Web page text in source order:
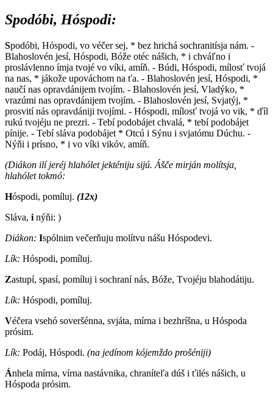
Spodóbi, Hóspodi:
Spodóbi, Hóspodi, vo véčer sej, * bez hrichá sochranitísja nám. -
Blahoslovén jesí, Hóspodi, Bóže otéc nášich, * i chváľno i
proslávlenno ímja tvojé vo víki, amíň. - Búdi, Hóspodi, mílosť tvojá
na nas, * jákože upováchom na ťa. - Blahoslovén jesí, Hóspodi, *
naučí nas opravdánijem tvojím. - Blahoslovén jesí, Vladýko, *
vrazúmi nas opravdánijem tvojím. - Blahoslovén jesí, Svjatýj, *
prosvití nás opravdániji tvojími. - Hóspodi, mílosť tvojá vo vik, * ďíl
rukú tvojéju ne prezri. - Tebí podobájet chvalá, * tebí podobájet
pínije. - Tebí sláva podobájet * Otcú i Sýnu i svjatómu Dúchu. -
Nýňi i prísno, * i vo víki vikóv, amíň.
(Diákon ilí jeréj hlahólet jekténiju sijú. Ášče mirján molítsja,
hlahólet tokmó:
Hóspodi, pomíluj. (12x)
Sláva, i nýňi: )
Diákon: Ispólnim večerňuju molítvu nášu Hóspodevi.
Lík: Hóspodi, pomíluj.
Zastupí, spasí, pomíluj i sochraní nás, Bóže, Tvojéju blahodátiju.
Lík: Hóspodi, pomíluj.
Véčera vsehó soveršénna, svjáta, mírna i bezhríšna, u Hóspoda
prósim.
Lík: Podáj, Hóspodi. (na jedínom kójemždo prošéniji)
Ánhela mírna, vírna nastávnika, chraníteľa dúš i ťilés nášich, u
Hóspoda prósim.